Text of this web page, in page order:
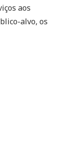
aos
alvo, os